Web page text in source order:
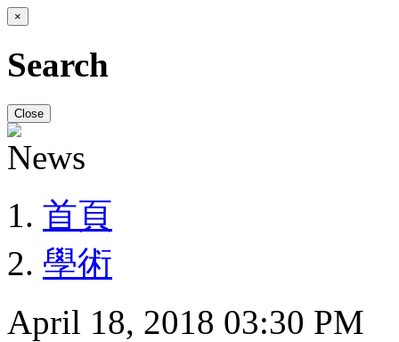
×
Search
Close
首頁
學術
April 18, 2018 03:30 PM